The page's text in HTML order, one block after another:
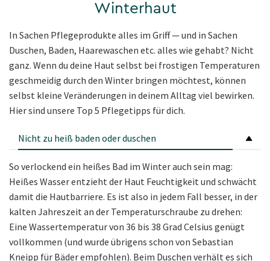
Winterhaut
In Sachen Pflegeprodukte alles im Griff — und in Sachen
Duschen, Baden, Haarewaschen etc. alles wie gehabt? Nicht
ganz. Wenn du deine Haut selbst bei frostigen Temperaturen
geschmeidig durch den Winter bringen möchtest, können
selbst kleine Veränderungen in deinem Alltag viel bewirken.
Hier sind unsere Top 5 Pflegetipps für dich.
Nicht zu heiß baden oder duschen
So verlockend ein heißes Bad im Winter auch sein mag:
Heißes Wasser entzieht der Haut Feuchtigkeit und schwächt
damit die Hautbarriere. Es ist also in jedem Fall besser, in der
kalten Jahreszeit an der Temperaturschraube zu drehen:
Eine Wassertemperatur von 36 bis 38 Grad Celsius genügt
vollkommen (und wurde übrigens schon von Sebastian
Kneipp für Bäder empfohlen). Beim Duschen verhält es sich